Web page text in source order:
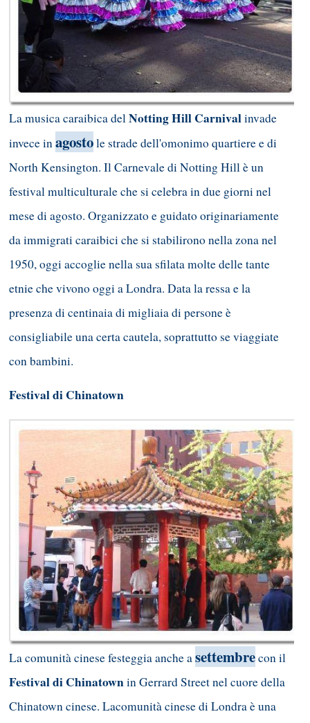
La musica caraibica delNotting Hill Carnivalinvade
invece inagostole strade dell'omonimo quartiere e di
North Kensington. Il Carnevale di Notting Hill è un
festival multiculturale che si celebra in due giorni nel
mese di agosto. Organizzato e guidato originariamente
da immigrati caraibici che si stabilirono nella zona nel
1950, oggi accoglie nella sua sfilata molte delle tante
etnie che vivono oggi a Londra. Data la ressa e la
presenza di centinaia di migliaia di persone è
consigliabile una certa cautela, soprattutto se viaggiate
con bambini.
Festival di Chinatown
La comunità cinese festeggia anche asettembrecon il
Festival di Chinatownin Gerrard Street nel cuore della
Chinatown cinese. Lacomunità cinese di Londra è una